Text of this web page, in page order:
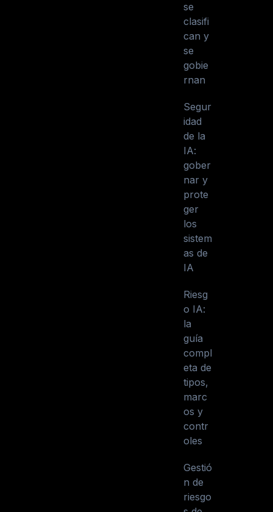
se
clasifi
can y
se
gobie
rnan
Segur
idad
de la
IA:
gober
nar y
prote
ger
los
sistem
as de
IA
Riesg
o IA:
la
guía
compl
eta de
tipos,
marc
os y
contr
oles
Gestió
n de
riesgo